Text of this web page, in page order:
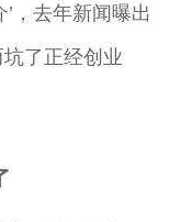
，去年新闻曝出
了正经创业